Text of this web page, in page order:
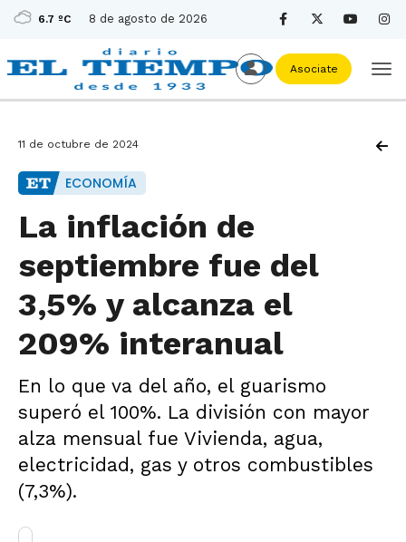
6.7 ºC 8 de agosto de 2026
Asociate
11 de octubre de 2024
ECONOMÍA
La inflación de
septiembre fue del
3,5% y alcanza el
209% interanual
En lo que va del año, el guarismo
superó el 100%. La división con mayor
alza mensual fue Vivienda, agua,
electricidad, gas y otros combustibles
(7,3%).